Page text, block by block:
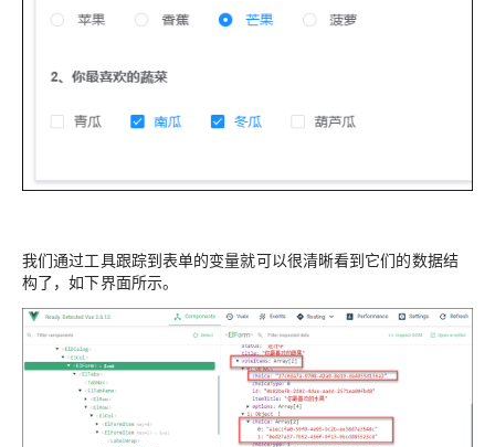
我们通过工具跟踪到表单的变量就可以很清晰看到它们的数据结
构了，如下界面所示。